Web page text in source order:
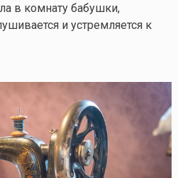
в комнату бабушки,
и устремляется к